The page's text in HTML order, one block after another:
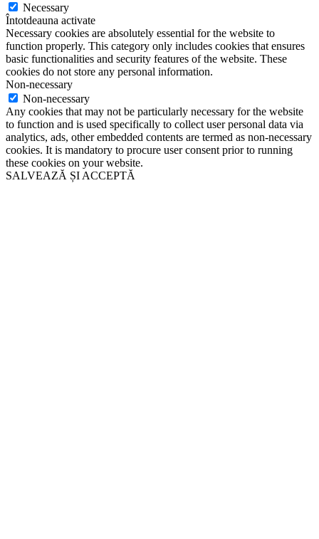
Necessary
Întotdeauna activate
Necessary cookies are absolutely essential for the website to
function properly. This category only includes cookies that ensures
basic functionalities and security features of the website. These
cookies do not store any personal information.
Non-necessary
Non-necessary
Any cookies that may not be particularly necessary for the website
to function and is used specifically to collect user personal data via
analytics, ads, other embedded contents are termed as non-necessary
cookies. It is mandatory to procure user consent prior to running
these cookies on your website.
SALVEAZĂ ȘI ACCEPTĂ